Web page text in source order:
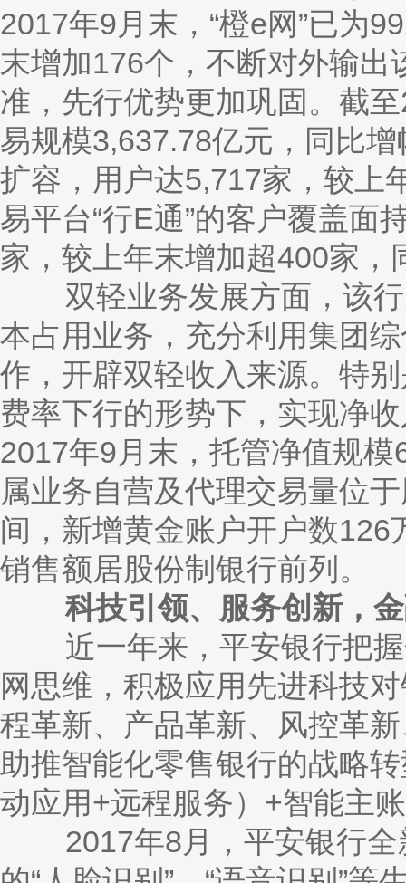
2017年9月末，“橙e网”已为
末增加176个，不断对外输
准，先行优势更加巩固。截
易规模3,637.78亿元，同比
扩容，用户达5,717家，较上
易平台“行E通”的客户覆盖面
家，较上年末增加超400家，
双轻业务发展方面，该行
本占用业务，充分利用集团
作，开辟双轻收入来源。特
费率下行的形势下，实现净
2017年9月末，托管净值规
属业务自营及代理交易量位
间，新增黄金账户开户数
销售额居股份制银行前列。
科技引领、服务创新，金
近一年来，平安银行把握
网思维，积极应用先进科技
程革新、产品革新、风控革
助推智能化零售银行的战略
动应用+远程服务）+智能主
2017年8月，平安银行